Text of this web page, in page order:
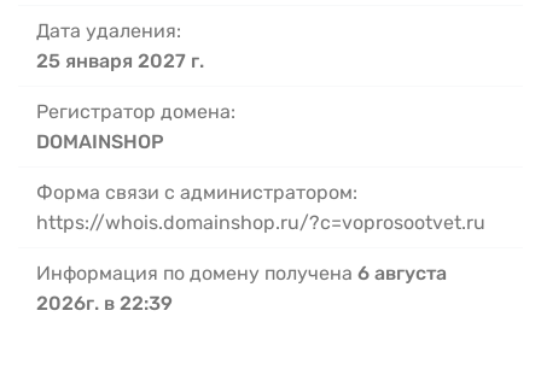
Дата удаления:
25 января 2027 г.
Регистратор домена:
DOMAINSHOP
Форма связи с администратором:
https://whois.domainshop.ru/?c=voprosootvet.ru
Информация по домену получена 6 августа
2026г. в 22:39